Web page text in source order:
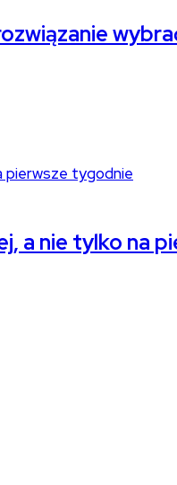
a nie tylko na